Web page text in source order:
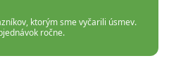
ktorým sme vyčarili úsmev.
ročne.